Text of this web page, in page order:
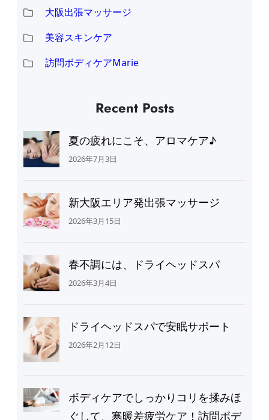
大阪出張マッサージ
美容スキンケア
訪問ボディケアMarie
Recent Posts
夏の疲れにこそ、アロマケア♪
2026年7月3日
新大阪エリア発出張マッサージ
2026年3月15日
春不調には、ドライヘッドスパ
2026年3月4日
ドライヘッドスパで安眠サポート
2026年2月12日
ボディケアでしっかりコリを揉みほ
ぐして、寒暖差疲労ケア！訪問ボデ